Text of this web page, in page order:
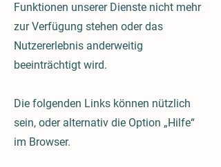
Funktionen unserer Dienste nicht mehr
zur Verfügung stehen oder das
Nutzererlebnis anderweitig
beeinträchtigt wird.
Die folgenden Links können nützlich
sein, oder alternativ die Option „Hilfe“
im Browser.